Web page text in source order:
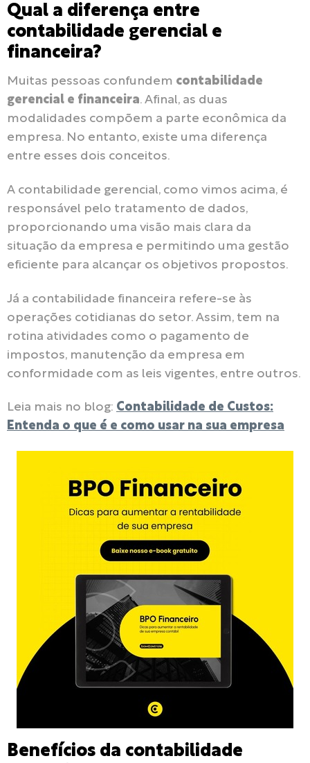
Qual a diferença entre
contabilidade gerencial e
financeira?
Muitas pessoas confundem contabilidade
gerencial e financeira. Afinal, as duas
modalidades compõem a parte econômica da
empresa. No entanto, existe uma diferença
entre esses dois conceitos.
A contabilidade gerencial, como vimos acima, é
responsável pelo tratamento de dados,
proporcionando uma visão mais clara da
situação da empresa e permitindo uma gestão
eficiente para alcançar os objetivos propostos.
Já a contabilidade financeira refere-se às
operações cotidianas do setor. Assim, tem na
rotina atividades como o pagamento de
impostos, manutenção da empresa em
conformidade com as leis vigentes, entre outros.
Leia mais no blog: Contabilidade de Custos:
Entenda o que é e como usar na sua empresa
Benefícios da contabilidade